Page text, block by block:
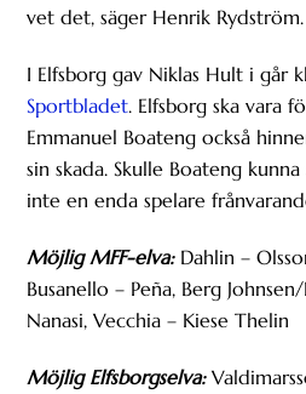
vet det, säger Henrik Rydström.
I Elfsborg gav Niklas Hult i går
Sportbladet. Elfsborg ska vara
Emmanuel Boateng också
sin skada. Skulle Boateng
inte en enda spelare
Möjlig MFF-elva: Dahlin –
Busanello – Peña, Berg
Nanasi, Vecchia – Kiese Thelin
Möjlig Elfsborgselva: